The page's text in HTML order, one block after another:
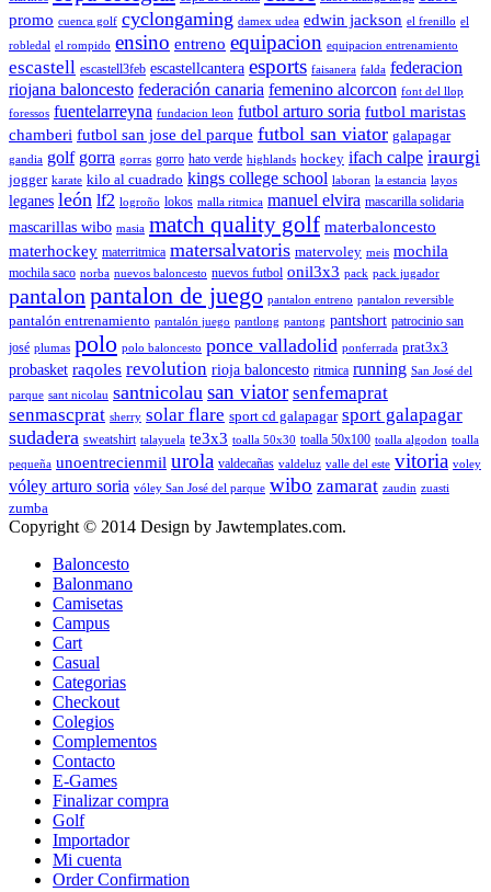
promo cuenca golf cyclongaming damex udea edwin jackson el frenillo el
robledal el rompido ensino entreno equipacion equipacion entrenamiento
escastell escastell3feb escastellcantera esports faisanera falda federacion
riojana baloncesto federación canaria femenino alcorcon font del llop
foressos fuentelarreyna fundacion leon futbol arturo soria futbol maristas
chamberi futbol san jose del parque futbol san viator galapagar
gandia golf gorra gorras gorro hato verde highlands hockey ifach calpe iraurgi
jogger karate kilo al cuadrado kings college school laboran la estancia layos
leganes león lf2 logroño lokos malla ritmica manuel elvira mascarilla solidaria
mascarillas wibo masia match quality golf materbaloncesto
materhockey materritmica matersalvatoris matervoley meis mochila
mochila saco norba nuevos baloncesto nuevos futbol onil3x3 pack pack jugador
pantalon pantalon de juego pantalon entreno pantalon reversible
pantalón entrenamiento pantalón juego pantlong pantong pantshort patrocinio san
josé plumas polo polo baloncesto ponce valladolid ponferrada prat3x3
probasket raqoles revolution rioja baloncesto ritmica running San José del
parque sant nicolau santnicolau san viator senfemaprat
senmascprat sherry solar flare sport cd galapagar sport galapagar
sudadera sweatshirt talayuela te3x3 toalla 50x30 toalla 50x100 toalla algodon toalla
pequeña unoentrecienmil urola valdecañas valdeluz valle del este vitoria voley
vóley arturo soria vóley San José del parque wibo zamarat zaudin zuasti
zumba
Copyright © 2014 Design by Jawtemplates.com.
Baloncesto
Balonmano
Camisetas
Campus
Cart
Casual
Categorias
Checkout
Colegios
Complementos
Contacto
E-Games
Finalizar compra
Golf
Importador
Mi cuenta
Order Confirmation